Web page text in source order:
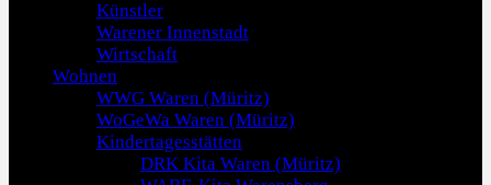
Künstler
Warener Innenstadt
Wirtschaft
Wohnen
WWG Waren (Müritz)
WoGeWa Waren (Müritz)
Kindertagesstätten
DRK Kita Waren (Müritz)